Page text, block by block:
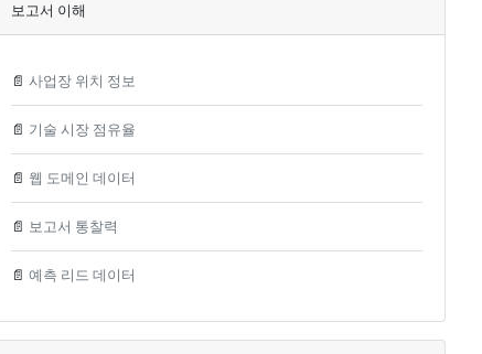
보고서 이해
📄 사업장 위치 정보
📄 기술 시장 점유율
📄 웹 도메인 데이터
📄 보고서 통찰력
📄 예측 리드 데이터